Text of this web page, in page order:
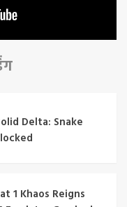
Delta: Snake
1 Khaos Reigns